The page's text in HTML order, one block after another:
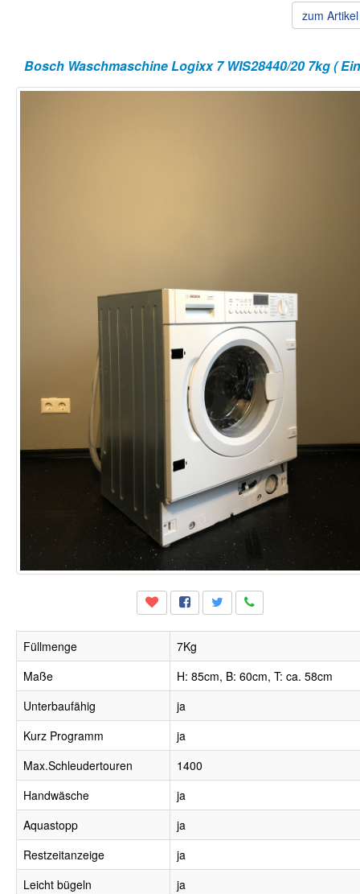
zum
Füllmenge
7Kg
Maße
H: 85cm, B: 60cm, T: ca. 58cm
Unterbaufähig
ja
Kurz Programm
ja
Max.Schleudertouren
1400
Handwäsche
ja
Aquastopp
ja
Restzeitanzeige
ja
Leicht bügeln
ja